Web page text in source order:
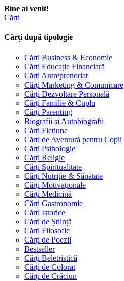
Bine ai venit!
Cărți
Cărți după tipologie
Cărți Business & Economie
Cărți Educație Financiară
Cărți Antreprenoriat
Cărți Marketing & Comunicare
Cărți Dezvoltare Personală
Cărți Familie & Cuplu
Cărți Parenting
Biografii și Autobiografii
Cărți Ficțiune
Cărți de Aventură pentru Copii
Cărți Psihologie
Cărți Religie
Cărți Spiritualitate
Cărți Nutriție & Sănătate
Cărți Motivaționale
Cărți Medicină
Cărți Gastronomie
Cărți Istorice
Cărți de Știință
Cărți Filosofie
Cărți de Poezii
Bestseller
Cărți Beletristică
Cărți de Colorat
Cărți de Crăciun